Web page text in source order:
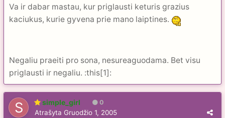
Va ir dabar mastau, kur priglausti keturis grazius
kaciukus, kurie gyvena prie mano laiptines.
Negaliu praeiti pro sona, nesureaguodama. Bet visu
priglausti ir negaliu. :this[1]:
simple_girl 0
Atrašyta Gruodžio 1, 2005